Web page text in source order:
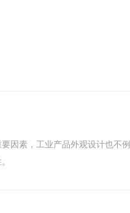
因素，工业产品外观设计也不